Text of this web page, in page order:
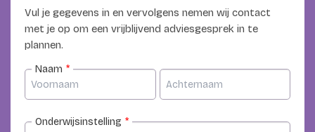
Vul je gegevens in en vervolgens nemen wij contact
met je op om een vrijblijvend adviesgesprek in te
plannen.
Naam *
Onderwijsinstelling *